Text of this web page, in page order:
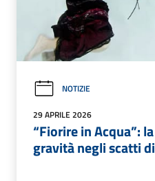
NOTIZIE
29 APRILE 2026
“Fiorire in Acqua”:
gravità negli scatti